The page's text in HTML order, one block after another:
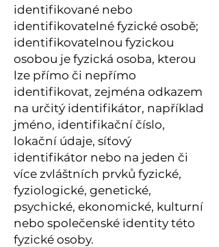
identifikované nebo
identifikovatelné fyzické osobě;
identifikovatelnou fyzickou
osobou je fyzická osoba, kterou
lze přímo či nepřímo
identifikovat, zejména odkazem
na určitý identifikátor, například
jméno, identifikační číslo,
lokační údaje, síťový
identifikátor nebo na jeden či
více zvláštních prvků fyzické,
fyziologické, genetické,
psychické, ekonomické, kulturní
nebo společenské identity této
fyzické osoby.